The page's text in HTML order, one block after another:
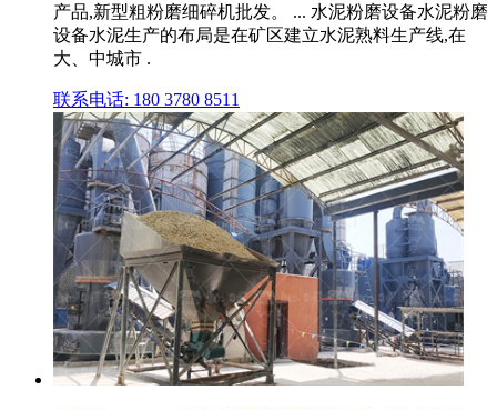
产品,新型粗粉磨细碎机批发。 ... 水泥粉磨设备水泥粉磨
设备水泥生产的布局是在矿区建立水泥熟料生产线,在
大、中城市 .
联系电话: 180 3780 8511